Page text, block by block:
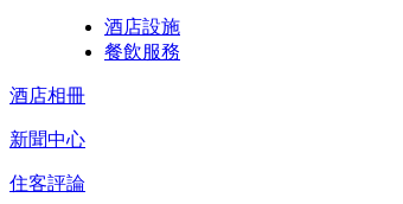
酒店設施
餐飲服務
酒店相冊
新聞中心
住客評論